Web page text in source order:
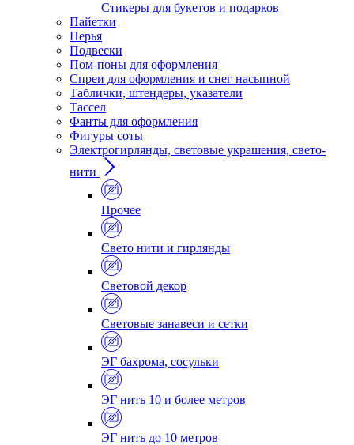
Стикеры для букетов и подарков
Пайетки
Перья
Подвески
Пом-поны для оформления
Спреи для оформления и снег насыпной
Таблички, штендеры, указатели
Тассел
Фанты для оформления
Фигуры соты
Электрогирлянды, световые украшения, свето-
нити
Прочее
Свето нити и гирлянды
Световой декор
Световые занавеси и сетки
ЭГ бахрома, сосульки
ЭГ нить 10 и более метров
ЭГ нить до 10 метров